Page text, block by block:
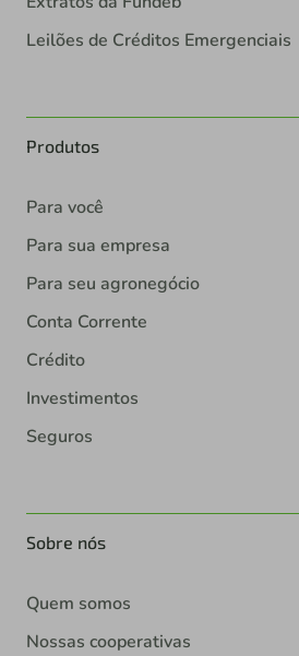
Leilões de Créditos Emergenciais
Produtos
Para você
Para sua empresa
Para seu agronegócio
Conta Corrente
Crédito
Investimentos
Seguros
Sobre nós
Quem somos
Nossas cooperativas